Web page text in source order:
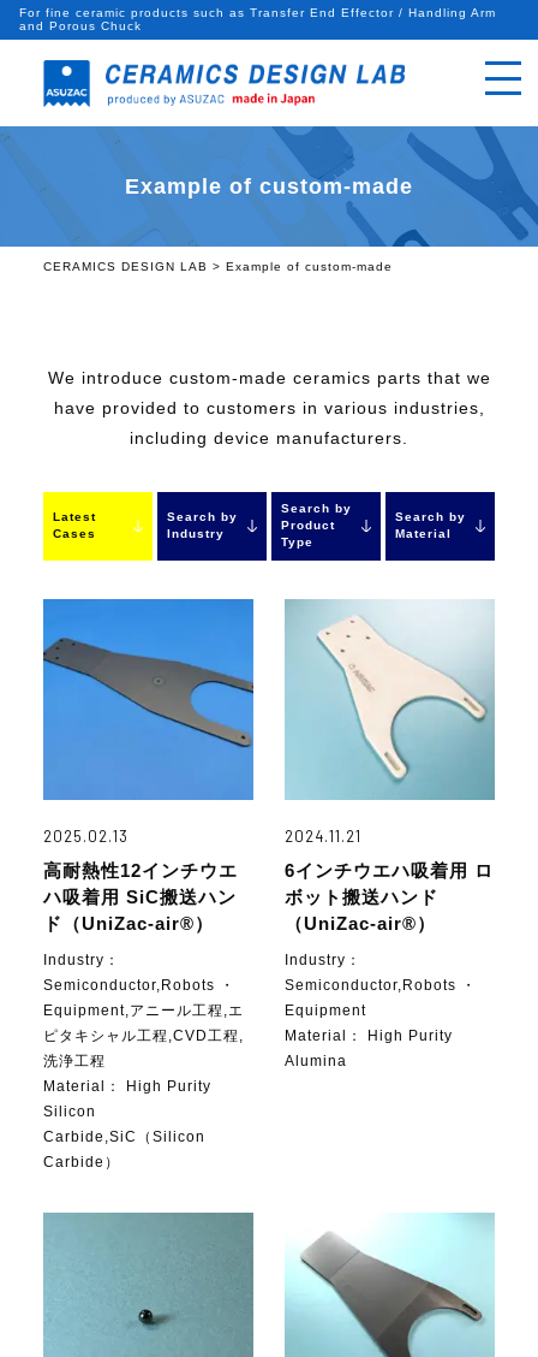
For fine ceramic products such as Transfer End Effector / Handling Arm
and Porous Chuck
Example of custom-made
CERAMICS DESIGN LAB > Example of custom-made
We introduce custom-made ceramics parts that we
have provided to customers in various industries,
including device manufacturers.
Latest
Cases
Search by
Industry
Search by
Product
Type
Search by
Material
2025.02.13
高耐熱性12インチウエ
ハ吸着用 SiC搬送ハン
ド（UniZac-air®）
Industry：
Semiconductor,Robots ・
Equipment,アニール工程,エ
ピタキシャル工程,CVD工程,
洗浄工程
Material： High Purity
Silicon
Carbide,SiC（Silicon
Carbide）
2024.11.21
6インチウエハ吸着用 ロ
ボット搬送ハンド
（UniZac-air®）
Industry：
Semiconductor,Robots ・
Equipment
Material： High Purity
Alumina